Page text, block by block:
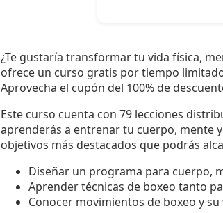
¿Te gustaría transformar tu vida física,
ofrece un curso gratis por tiempo
Aprovecha el cupón del 100% de
Este curso cuenta con 79 lecciones
aprenderás a entrenar tu cuerpo, mente
objetivos más destacados que podrás
Diseñar un programa para cuerpo,
Aprender técnicas de boxeo tanto
Conocer movimientos de boxeo y